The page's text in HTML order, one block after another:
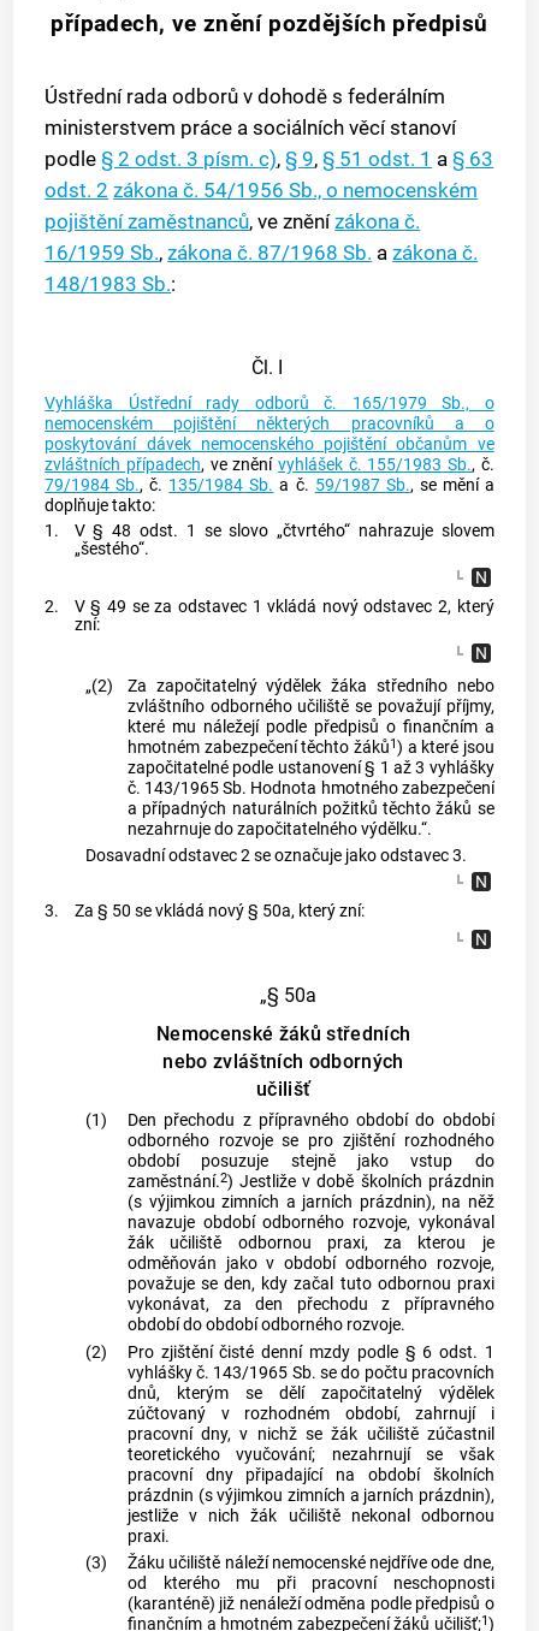
případech, ve znění pozdějších předpisů
Ústřední rada odborů v dohodě s federálním
ministerstvem práce a sociálních věcí stanoví
podle§ 2 odst. 3 písm. c),§ 9,§ 51 odst. 1 a§ 63
odst. 2 zákona č. 54/1956 Sb., o nemocenském
pojištění zaměstnanců, ve zněnízákona č.
16/1959 Sb.,zákona č. 87/1968 Sb. azákona č.
148/1983 Sb.:
Čl. I
Vyhláška Ústřední rady odborů č. 165/1979 Sb., o
nemocenském pojištění některých pracovníků a o
poskytování dávek nemocenského pojištění občanům ve
zvláštních případech, ve zněnívyhlášek č. 155/1983 Sb., č.
79/1984 Sb., č. 135/1984 Sb. a č. 59/1987 Sb., se mění a
doplňuje takto:
1.
V § 48 odst. 1 se slovo „čtvrtého“ nahrazuje slovem
„šestého“.
2.
V § 49 se za odstavec 1 vkládá nový odstavec 2, který
zní:
„(2)
Za započitatelný výdělek žáka středního nebo
zvláštního odborného učiliště se považují příjmy,
které mu náležejí podle předpisů o finančním a
hmotném zabezpečení těchto žáků1) a které jsou
započitatelné podle ustanovení § 1 až 3 vyhlášky
č. 143/1965 Sb. Hodnota hmotného zabezpečení
a případných naturálních požitků těchto žáků se
nezahrnuje do započitatelného výdělku.“.
Dosavadní odstavec 2 se označuje jako odstavec 3.
3. Za § 50 se vkládá nový § 50a, který zní:
„§ 50a
Nemocenské žáků středních
nebo zvláštních odborných
učilišť
(1)
Den přechodu z přípravného období do období
odborného rozvoje se pro zjištění rozhodného
období posuzuje stejně jako vstup do
zaměstnání.2) Jestliže v době školních prázdnin
(s výjimkou zimních a jarních prázdnin), na něž
navazuje období odborného rozvoje, vykonával
žák učiliště odbornou praxi, za kterou je
odměňován jako v období odborného rozvoje,
považuje se den, kdy začal tuto odbornou praxi
vykonávat, za den přechodu z přípravného
období do období odborného rozvoje.
(2)
Pro zjištění čisté denní mzdy podle § 6 odst. 1
vyhlášky č. 143/1965 Sb. se do počtu pracovních
dnů, kterým se dělí započitatelný výdělek
zúčtovaný v rozhodném období, zahrnují i
pracovní dny, v nichž se žák učiliště zúčastnil
teoretického vyučování; nezahrnují se však
pracovní dny připadající na období školních
prázdnin (s výjimkou zimních a jarních prázdnin),
jestliže v nich žák učiliště nekonal odbornou
praxi.
(3)
Žáku učiliště náleží nemocenské nejdříve ode dne,
od kterého mu při pracovní neschopnosti
(karanténě) již nenáleží odměna podle předpisů o
finančním a hmotném zabezpečení žáků učilišť;1)